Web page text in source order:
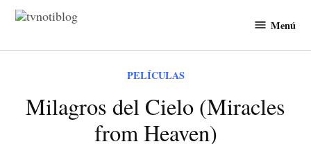
Saltar
contenido
Menú
PUBLICADO
PELÍCULAS
Milagros del Cielo (Miracles
from Heaven)